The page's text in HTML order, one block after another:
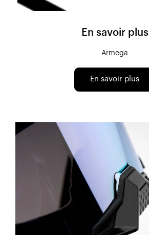
En savoir plus
Armega
En savoir plus